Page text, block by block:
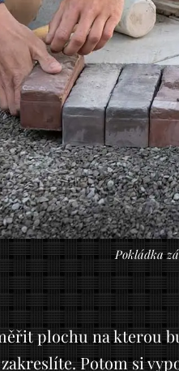
Pokládka
plochu na kterou
Potom si